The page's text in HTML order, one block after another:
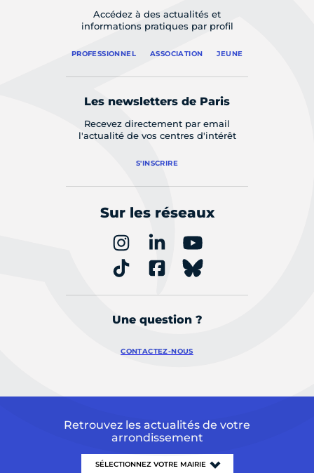
Accédez à des actualités et
informations pratiques par profil
PROFESSIONNEL ASSOCIATION JEUNE
Les newsletters de Paris
Recevez directement par email
l'actualité de vos centres d'intérêt
S'INSCRIRE
Sur les réseaux
Une question ?
CONTACTEZ-NOUS
Retrouvez les actualités de votre
arrondissement